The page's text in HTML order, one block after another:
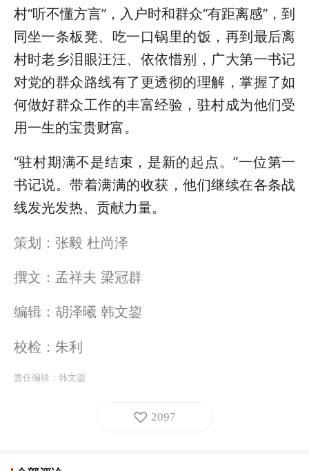
村“听不懂方言”，入户时和群众“有距离感”，到
同坐一条板凳、吃一口锅里的饭，再到最后离
村时老乡泪眼汪汪、依依惜别，广大第一书记
对党的群众路线有了更透彻的理解，掌握了如
何做好群众工作的丰富经验，驻村成为他们受
用一生的宝贵财富。
“驻村期满不是结束，是新的起点。”一位第一
书记说。带着满满的收获，他们继续在各条战
线发光发热、贡献力量。
策划：张毅 杜尚泽
撰文：孟祥夫 梁冠群
编辑：胡泽曦 韩文鋆
校检：朱利
责任编辑： 韩文鋆
2097